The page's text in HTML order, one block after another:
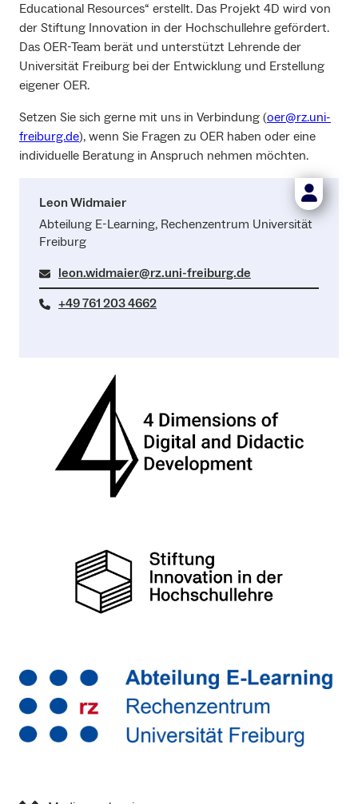
Educational Resources“ erstellt. Das Projekt 4D wird von
der Stiftung Innovation in der Hochschullehre gefördert.
Das OER-Team berät und unterstützt Lehrende der
Universität Freiburg bei der Entwicklung und Erstellung
eigener OER.
Setzen Sie sich gerne mit uns in Verbindung (oer@rz.uni-
freiburg.de), wenn Sie Fragen zu OER haben oder eine
individuelle Beratung in Anspruch nehmen möchten.
Leon Widmaier
Abteilung E-Learning, Rechenzentrum Universität
Freiburg
leon.widmaier@rz.uni-freiburg.de
+49 761 203 4662